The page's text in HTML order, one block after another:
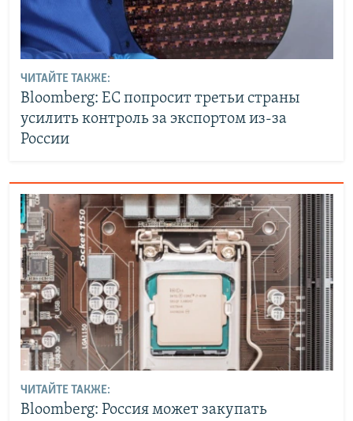
ЧИТАЙТЕ ТАКЖЕ:
Bloomberg: ЕС попросит третьи страны
усилить контроль за экспортом из-за
России
ЧИТАЙТЕ ТАКЖЕ:
Bloomberg: Россия может закупать